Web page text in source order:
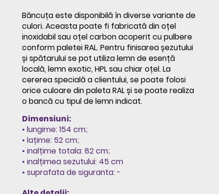
Băncuța este disponibilă în diverse variante de
culori. Aceasta poate fi fabricată din oțel
inoxidabil sau oțel carbon acoperit cu pulbere
conform paletei RAL. Pentru finisarea șezutului
și spătarului se pot utiliza lemn de esență
locală, lemn exotic, HPL sau chiar oțel. La
cererea specială a clientului, se poate folosi
orice culoare din paleta RAL și se poate realiza
o bancă cu tipul de lemn indicat.
Dimensiuni:
• lungime: 154 cm;
• lațime: 52 cm;
• inalțime totala: 82 cm;
• inalțimea sezutului: 45 cm
• suprafata de siguranta: -